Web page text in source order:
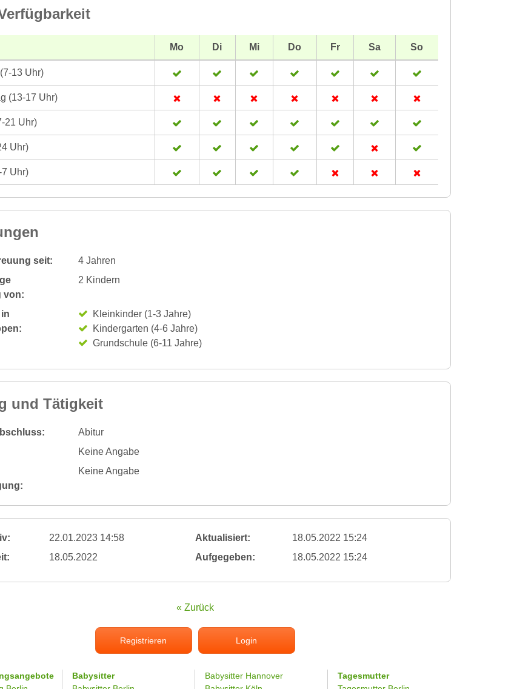
Mo Di Mi Do Fr Sa So
13 Uhr)
(13-17 Uhr)
21 Uhr)
Uhr)
Uhr)
seit:
4 Jahren
von:
2 Kindern
Kleinkinder (1-3 Jahre)
Kindergarten (4-6 Jahre)
Grundschule (6-11 Jahre)
und Tätigkeit
Abitur
Keine Angabe
Keine Angabe
22.01.2023 14:58 Aktualisiert:
18.05.2022 15:24
18.05.2022 Aufgegeben: 18.05.2022 15:24
« Zurück
Registrieren Login
Babysitter
Babysitter Hannover
Tagesmutter